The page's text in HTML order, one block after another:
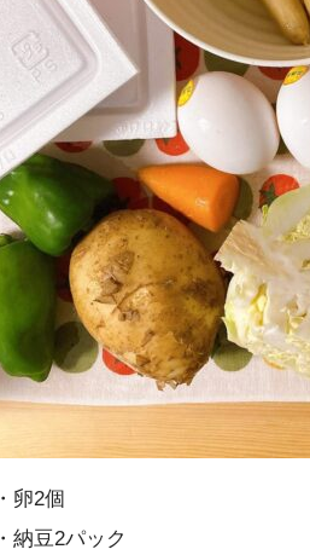
・卵2個
・納豆2パック